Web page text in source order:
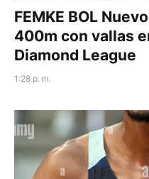
FEMKE BOL
400m con vallas
Diamond League
1:28 p. m.